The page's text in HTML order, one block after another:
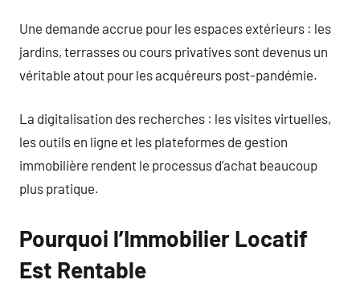
Une demande accrue pour les espaces extérieurs : les
jardins, terrasses ou cours privatives sont devenus un
véritable atout pour les acquéreurs post-pandémie.
La digitalisation des recherches : les visites virtuelles,
les outils en ligne et les plateformes de gestion
immobilière rendent le processus d’achat beaucoup
plus pratique.
Pourquoi l’Immobilier Locatif
Est Rentable